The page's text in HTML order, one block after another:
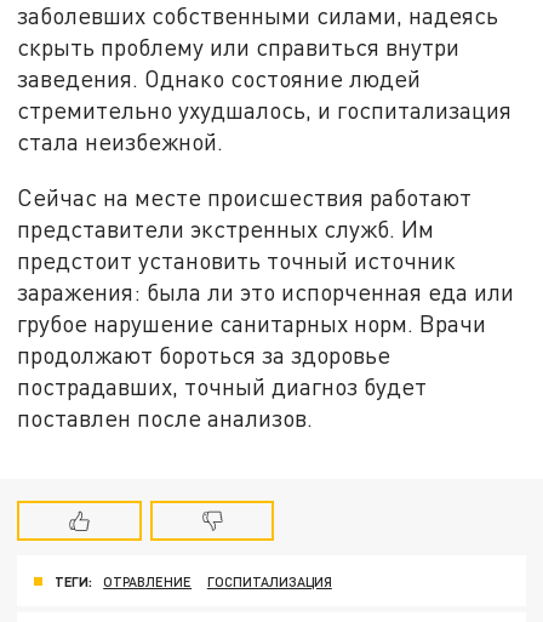
заболевших собственными силами, надеясь
скрыть проблему или справиться внутри
заведения. Однако состояние людей
стремительно ухудшалось, и госпитализация
стала неизбежной.
Сейчас на месте происшествия работают
представители экстренных служб. Им
предстоит установить точный источник
заражения: была ли это испорченная еда или
грубое нарушение санитарных норм. Врачи
продолжают бороться за здоровье
пострадавших, точный диагноз будет
поставлен после анализов.
ТЕГИ: ОТРАВЛЕНИЕ ГОСПИТАЛИЗАЦИЯ